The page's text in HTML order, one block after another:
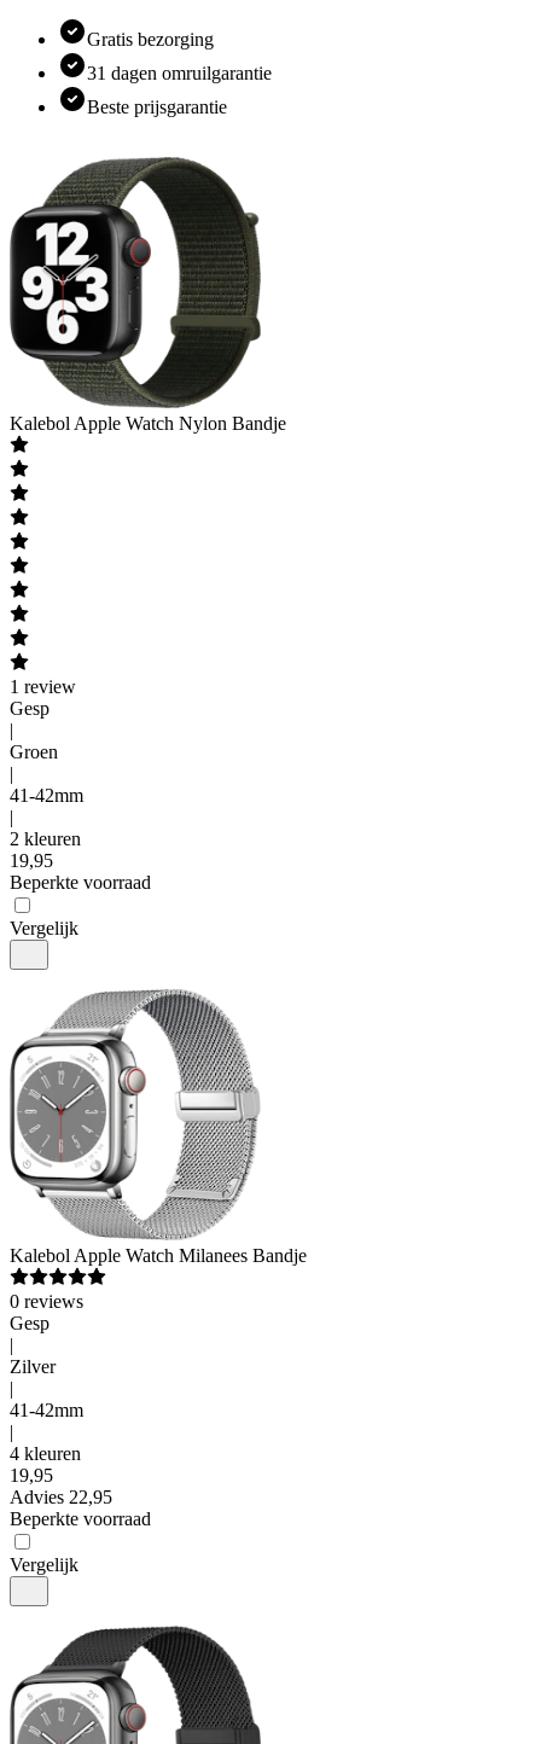
Gratis bezorging
31 dagen omruilgarantie
Beste prijsgarantie
Kalebol Apple Watch Nylon Bandje
1 review
Gesp
|
Groen
|
41-42mm
|
2 kleuren
19,95
Beperkte voorraad
Vergelijk
Kalebol Apple Watch Milanees Bandje
0 reviews
Gesp
|
Zilver
|
41-42mm
|
4 kleuren
19,95
Advies 22,95
Beperkte voorraad
Vergelijk